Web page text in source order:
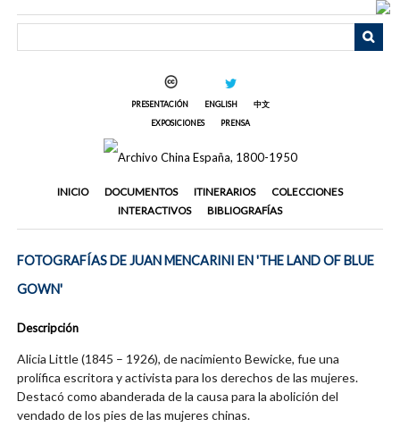
PRESENTACIÓN ENGLISH
中文
EXPOSICIONES
PRENSA
INICIO DOCUMENTOS ITINERARIOS
COLECCIONES
INTERACTIVOS
BIBLIOGRAFÍAS
FOTOGRAFÍAS DE JUAN MENCARINI EN 'THE LAND OF BLUE
GOWN'
Descripción
Alicia Little (1845 – 1926), de nacimiento Bewicke, fue una
prolífica escritora y activista para los derechos de las mujeres.
Destacó como abanderada de la causa para la abolición del
vendado de los pies de las mujeres chinas.